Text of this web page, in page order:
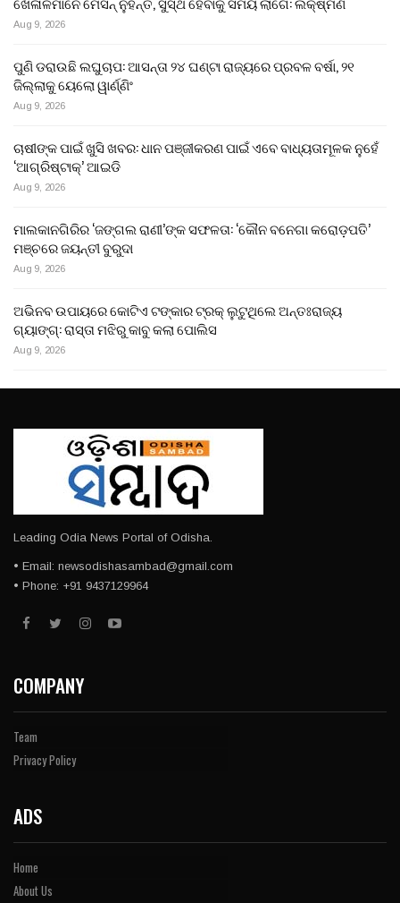
Aug 9, 2026
ପୁଣି ଡରାଉଛି ଲଘୁଚାପ: ଆସନ୍ତା ୨୪ ଘଣ୍ଟା ରାଜ୍ୟରେ ପ୍ରବଳ ବର୍ଷା, ୨୧
ଜିଲ୍ଲାକୁ ୟେଲୋ ୱାର୍ଣ୍ଣିଂ
Aug 9, 2026
ଚାଷୀଙ୍କ ପାଇଁ ଖୁସି ଖବର: ଧାନ ପଞ୍ଜୀକରଣ ପାଇଁ ଏବେ ବାଧ୍ୟତାମୂଳକ ନୁହେଁ
‘ଆଗ୍ରିଷ୍ଟାକ୍’ ଆଇଡି
Aug 9, 2026
ମାଲକାନଗିରିର ‘ଜଙ୍ଗଲ ରାଣୀ’ଙ୍କ ସଫଳତା: ‘କୌନ ବନେଗା କରୋଡ଼ପତି’
ମଞ୍ଚରେ ଜୟନ୍ତୀ ବୁରୁଦା
Aug 9, 2026
ଅଭିନବ ଉପାୟରେ କୋଟିଏ ଟଙ୍କାର ଟ୍ରକ୍ ଲୁଟୁଥିଲେ ଅନ୍ତଃରାଜ୍ୟ
ଗ୍ୟାଙ୍ଗ୍: ରାସ୍ତା ମଝିରୁ କାବୁ କଲା ପୋଲିସ
Aug 9, 2026
Leading Odia News Portal of Odisha.
• Email: newsodishasambad@gmail.com
• Phone: +91 9437129964
COMPANY
Team
Privacy Policy
ADS
Home
About Us